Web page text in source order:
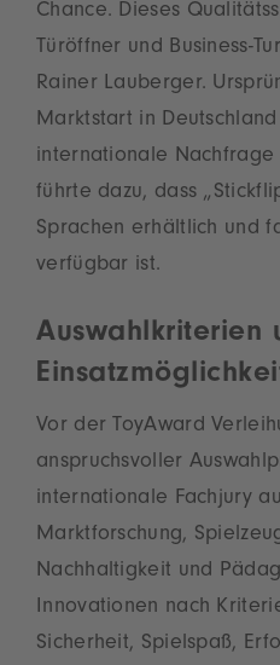
Chance. Dieses
Türöffner und Business-
Rainer Lauberger.
Marktstart in
internationale
führte dazu, dass
Sprachen erhältlich und
verfügbar ist.
Auswahlkriterien
Vor der ToyAward
anspruchsvoller
internationale Fachjury
Marktforschung,
Nachhaltigkeit und
Innovationen nach
Sicherheit, Spielspaß,